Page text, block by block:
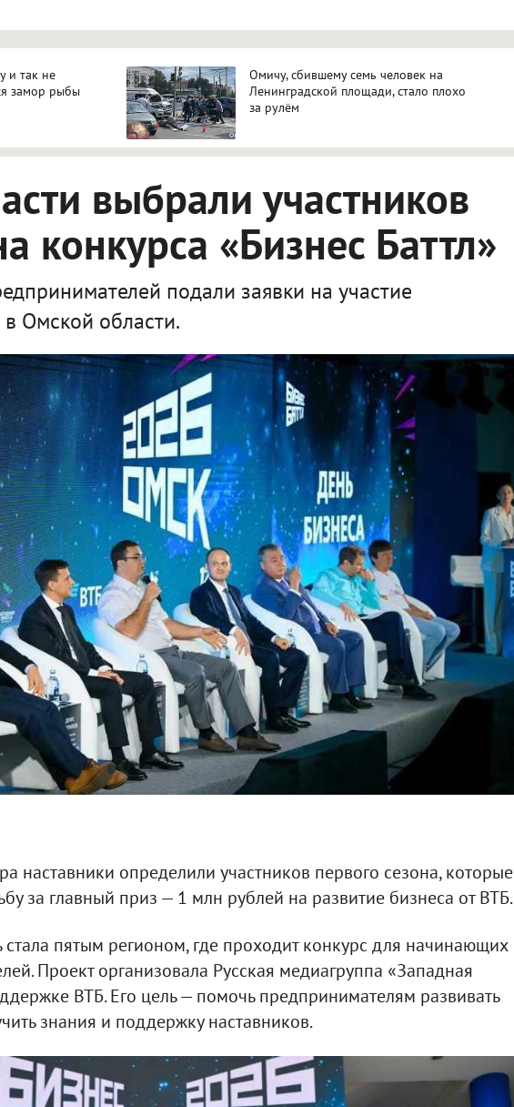
и так не
замор рыбы
Омичу, сбившему семь человек на
Ленинградской площади, стало плохо
за рулём
выбрали участников
конкурса «Бизнес Баттл»
подали заявки на участие
в Омской области.
наставники определили участников первого сезона, которые
за главный приз — 1 млн рублей на развитие бизнеса от ВТБ.
стала пятым регионом, где проходит конкурс для начинающих
Проект организовала Русская медиагруппа «Западная
ВТБ. Его цель — помочь предпринимателям развивать
знания и поддержку наставников.